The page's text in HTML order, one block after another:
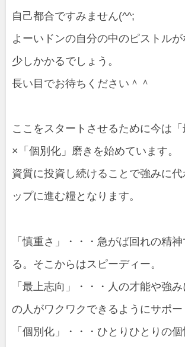
自己都合ですみません(^^;
よーいドンの自分の中のピストルが
少しかかるでしょう。
長い目でお待ちください＾＾
ここをスタートさせるために今は「
×「個別化」磨きを始めています。
資質に投資し続けることで強みに
ップに進む糧となります。
「慎重さ」・・・急がば回れの精
る。そこからはスピーディー。
「最上志向」・・・人の才能や強
の人がワクワクできるようにサポー
「個別化」・・・ひとりひとりの個